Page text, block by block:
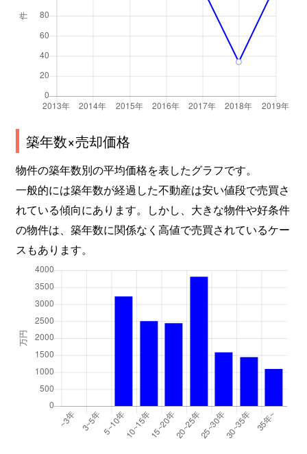
築年数×売却価格
物件の築年数別の平均価格を表したグラフです。
一般的には築年数が経過した不動産は安い値段で売買さ
れている傾向にあります。しかし、大きな物件や好条件
の物件は、築年数に関係なく高値で売買されているケー
スもあります。